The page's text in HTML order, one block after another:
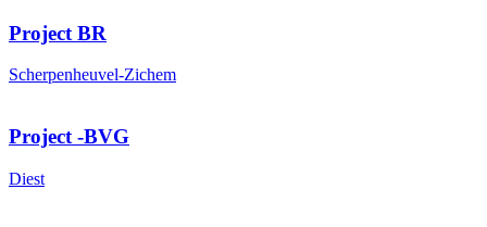
Project BR
Scherpenheuvel-Zichem
Project -BVG
Diest